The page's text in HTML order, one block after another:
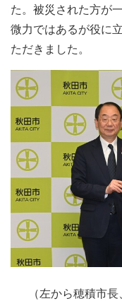
た。被災された方が
微力ではあるが役に
ただきました。
（左から穂積市